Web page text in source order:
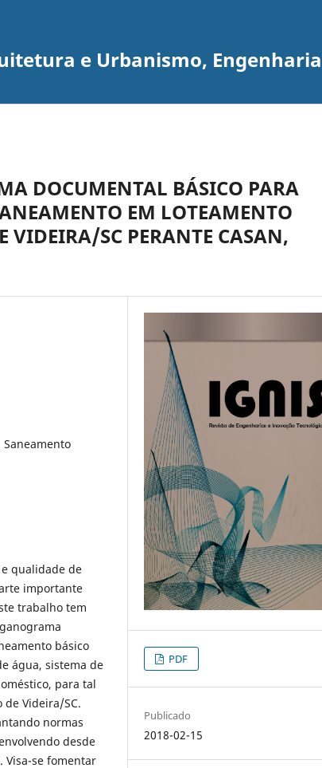
e Urbanismo,
DOCUMENTAL BÁSICO PARA
EM LOTEAMENTO
SC PERANTE CASAN,
qualidade de
importante
trabalho tem
básico
água, sistema de
para tal
Videira/SC.
normas
desde
Visa-se fomentar
PDF
Publicado
2018-02-15